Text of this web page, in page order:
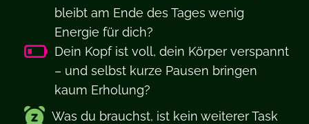
bleibt am Ende des Tages wenig
Energie für dich?
Dein Kopf ist voll, dein Körper verspannt
– und selbst kurze Pausen bringen
kaum Erholung?
Was du brauchst, ist kein weiterer Task